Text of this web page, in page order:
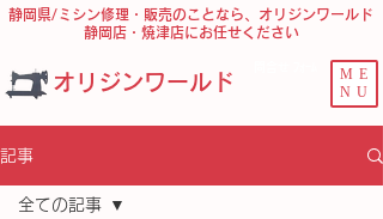
オリジンワールド
ME
NU
静岡県/ミシン修理・販売のことなら、オリジンワールド
静岡店・焼津店にお任せください
記事
全ての記事